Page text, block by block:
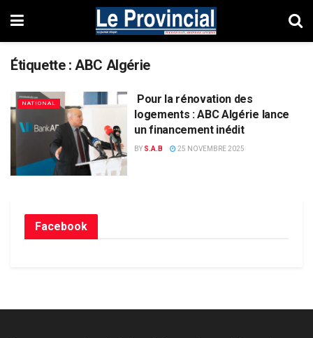
Étiquette :ABC Algérie
NATIONAL
Pour la rénovation des
logements : ABC Algérie lance
un financement inédit
BY S.A.B 25 NOVEMBRE 2025
Facebook